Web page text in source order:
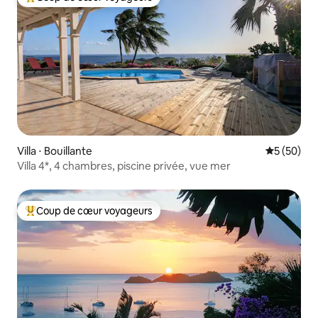
Coups de cœur voyageurs les plus appréciés
Villa ⋅ Bouillante
5 (50)
Villa 4*, 4 chambres, piscine privée, vue mer
Coups de cœur voyageurs les plus appréciés
Coup de cœur voyageurs